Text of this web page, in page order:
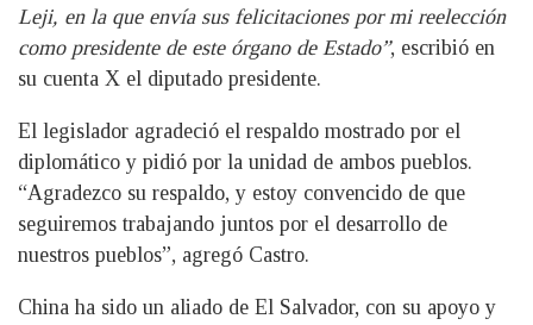
Leji, en la que envía sus felicitaciones por mi reelección
como presidente de este órgano de Estado”, escribió en
su cuenta X el diputado presidente.
El legislador agradeció el respaldo mostrado por el
diplomático y pidió por la unidad de ambos pueblos.
“Agradezco su respaldo, y estoy convencido de que
seguiremos trabajando juntos por el desarrollo de
nuestros pueblos”, agregó Castro.
China ha sido un aliado de El Salvador, con su apoyo y